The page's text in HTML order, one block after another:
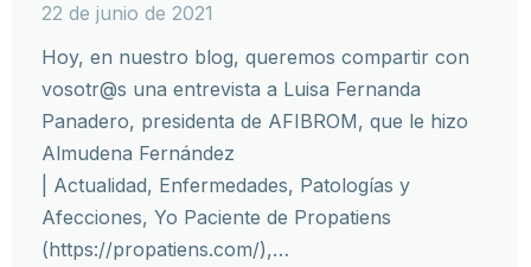
22 de junio de 2021
Hoy, en nuestro blog, queremos compartir con
vosotr@s una entrevista a Luisa Fernanda
Panadero, presidenta de AFIBROM, que le hizo
Almudena Fernández
| Actualidad, Enfermedades, Patologías y
Afecciones, Yo Paciente de Propatiens
(https://propatiens.com/),…